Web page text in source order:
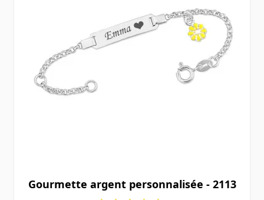
Gourmette argent personnalisée - 2113